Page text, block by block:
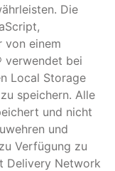
Die
von einem
verwendet bei
Local Storage
speichern. Alle
und nicht
und
Verfügung zu
Delivery Network